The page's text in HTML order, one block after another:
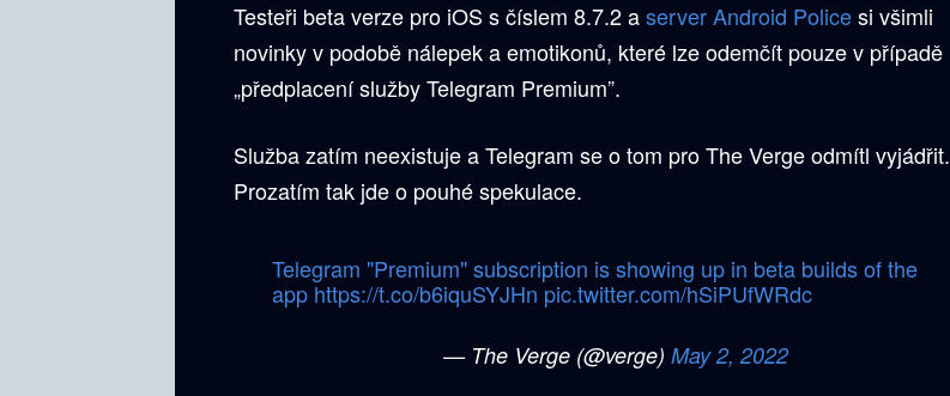
Testeři beta verze pro iOS s číslem 8.7.2 aserver Android Policesi všimli
novinky v podobě nálepek a emotikonů, které lze odemčít pouze v případě
„předplacení služby Telegram Premium”.
Služba zatím neexistuje a Telegram se o tom pro The Verge odmítl vyjádřit.
Prozatím tak jde o pouhé spekulace.
Telegram "Premium" subscription is showing up in beta builds of the
apphttps://t.co/b6iquSYJHn pic.twitter.com/hSiPUfWRdc
— The Verge (@verge) May 2, 2022